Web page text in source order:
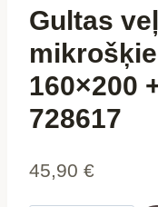
Gultas
160×200
728617
45,90 €